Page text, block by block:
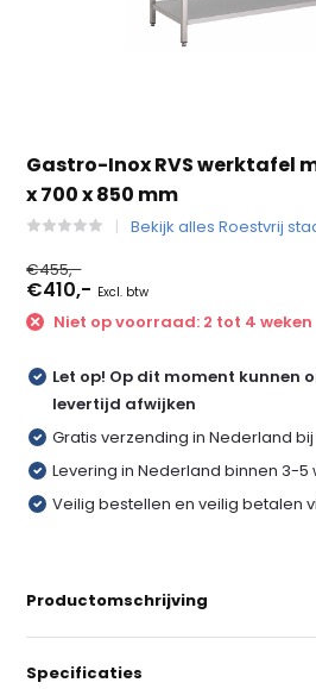
Gastro-Inox RVS werktafel
x 700 x 850 mm
Bekijk alles Roestvrij
€455,-
€410,- Excl. btw
Niet op voorraad: 2 tot 4 weken
Let op! Op dit moment kunnen
levertijd afwijken
Gratis verzending in Nederland
Levering in Nederland binnen 3-
Veilig bestellen en veilig betalen
Productomschrijving
Specificaties